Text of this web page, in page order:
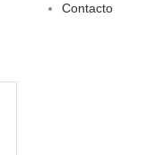
Contacto